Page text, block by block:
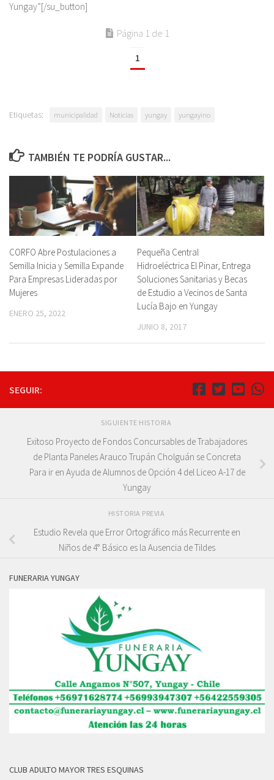
Yungay”[/su_button]
Página 1 de 1
1
Etiquetas: municipalidad Noticias yungay yungayino
TAMBIÉN TE PODRÍA GUSTAR...
CORFO Abre Postulaciones a
Semilla Inicia y Semilla Expande
Para Empresas Lideradas por
Mujeres
ENERO 25, 2022
Pequeña Central
Hidroeléctrica El Pinar, Entrega
Soluciones Sanitarias y Becas
de Estudio a Vecinos de Santa
Lucía Bajo en Yungay
JUNIO 8, 2017
SEGUIR:
SIGUIENTE HISTORIA
Exitoso Proyecto de Fondos Concursables de Trabajadores
de Planta Paneles Arauco Trupán Cholguán se Concreta
Para ir en Ayuda de Alumnos de Opción 4 del Liceo A-17 de
Yungay
HISTORIA PREVIA
Estudio Revela que Error Ortográfico más Recurrente en
Niños de 4° Básico es la Ausencia de Tildes
FUNERARIA YUNGAY
CLUB ADULTO MAYOR TRES ESQUINAS